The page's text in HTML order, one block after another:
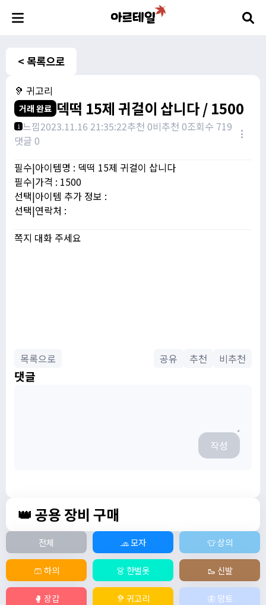
< 목록으로
🦻 귀고리
거래 완료 덱떡 15제 귀걸이 삽니다 / 1500
1 느낌2023.11.16 21:35:22추천 0비추천 0조회수 719
댓글 0
필수|아이템명 : 덱떡 15제 귀걸이 삽니다
필수|가격 : 1500
선택|아이템 추가 정보 :
선택|연락처 :
쪽지 대화 주세요
목록으로 공유 추천 비추천
댓글
작성
👑 공용 장비 구매
전체 🧢 모자 👕 상의
🩳 하의 👗 한벌옷 🥾 신발
🥊 장갑 🦻 귀고리 🦋 망토